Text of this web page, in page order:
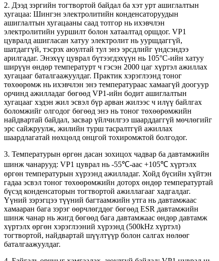
2. Дээд зэргийн тогтвортой байдал ба хэт урт ашиглалтын
хугацаа: Шингэн электролитийн конденсаторуудын
ашиглалтын хугацааны саад тотгор нь ихэвчлэн
электролитийн ууршилт болон хатаалтад оршдог. VP1
цувралд ашигласан хатуу электролит нь ууршдаггүй,
шатдаггүй, тэсрэх аюултай тул энэ эрсдлийг үндсэндээ
арилгадаг. Энэхүү цуврал бүтээгдэхүүн нь 105°C-ийн хатуу
ширүүн өндөр температурт ч гэсэн 2000 цаг хүртэл ажиллах
хугацааг баталгаажуулдаг. Практик хэрэглээнд тоног
төхөөрөмж нь ихэвчлэн энэ температураас хамаагүй доогуур
орчинд ажилладаг бөгөөд VP1-ийн бодит ашиглалтын
хугацааг хэдэн жил эсвэл бүр арван жилээс ч илүү байлгах
боломжийг олгодог бөгөөд энэ нь тоног төхөөрөмжийн
найдвартай байдал, засвар үйлчилгээ шаарддаггүй мөчлөгийг
эрс сайжруулж, жилийн турш тасралтгүй ажиллах
шаардлагатай нөхцөлд онцгой тохиромжтой болгодог.
3. Температурын өргөн дасан зохицох чадвар ба давтамжийн
шинж чанарууд: VP1 цуврал нь -55℃-аас +105℃ хүртэлх
өргөн температурын хүрээнд ажилладаг. Хойд бүсийн хүйтэн
гадаа эсвэл тоног төхөөрөмжийн доторх өндөр температуртай
бүсэд конденсаторын тогтвортой ажиллагааг хадгалдаг.
Үүний зэрэгцээ түүний багтаамжийн утга нь давтамжаас
хамааран бага зэрэг өөрчлөгддөг бөгөөд ESR давтамжийн
шинж чанар нь жигд бөгөөд бага давтамжаас өндөр давтамж
хүртэлх өргөн хэрэглээний хүрээнд (500kHz хүртэл)
тогтвортой, найдвартай шүүлтүүр болон салгах нөлөөг
баталгаажуулдаг.